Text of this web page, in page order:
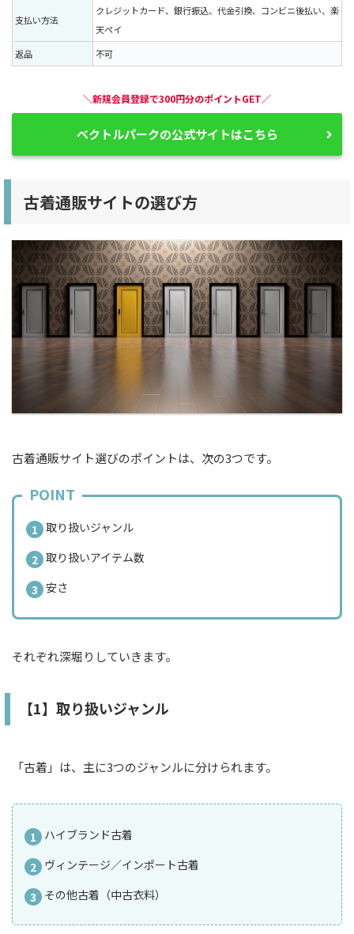
支払い方法
クレジットカード、銀行振込、代金引換、コンビニ後払い、楽
天ペイ
返品
不可
＼新規会員登録で300円分のポイントGET／
ベクトルパークの公式サイトはこちら
古着通販サイトの選び方
古着通販サイト選びのポイントは、次の3つです。
POINT
取り扱いジャンル
取り扱いアイテム数
安さ
それぞれ深堀りしていきます。
【1】取り扱いジャンル
「古着」は、主に3つのジャンルに分けられます。
ハイブランド古着
ヴィンテージ／インポート古着
その他古着（中古衣料）